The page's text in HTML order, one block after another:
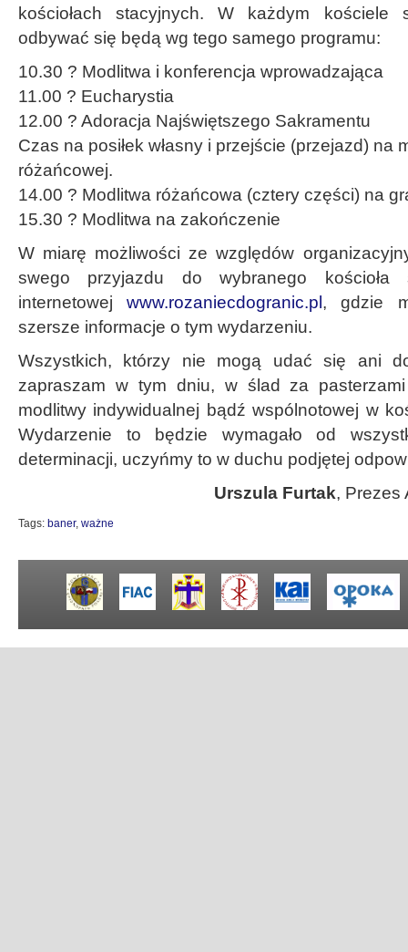
kościołach stacyjnych. W każdym kościele
odbywać się będą wg tego samego programu:
10.30 ? Modlitwa i konferencja wprowadzająca
11.00 ? Eucharystia
12.00 ? Adoracja Najświętszego Sakramentu
Czas na posiłek własny i przejście (przejazd) na
różańcowej.
14.00 ? Modlitwa różańcowa (cztery części) na
15.30 ? Modlitwa na zakończenie
W miarę możliwości ze względów
swego przyjazdu do wybranego kościoła
internetowejwww.rozaniecdogranic.pl , gdzie
szersze informacje o tym wydarzeniu.
Wszystkich, którzy nie mogą udać się ani
zapraszam w tym dniu, w ślad za
modlitwy indywidualnej bądź wspólnotowej w
Wydarzenie to będzie wymagało od
determinacji, uczyńmy to w duchu podjętej
Urszula Furtak, Prezes
Tags: baner, ważne